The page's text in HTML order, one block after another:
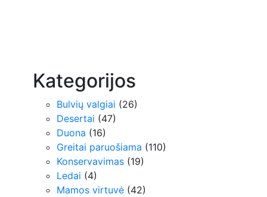
Kategorijos
Bulvių valgiai (26)
Desertai (47)
Duona (16)
Greitai paruošiama (110)
Konservavimas (19)
Ledai (4)
Mamos virtuvė (42)